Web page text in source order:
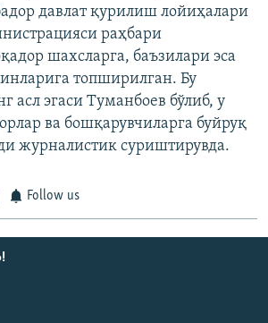
давлат қурилиш лойиҳалари
раҳбари
шахсларга, баъзилари эса
топширилган. Бу
асл эгаси Туманбоев бўлиб, у
ва бошқарувчиларга буйруқ
журналистик суриштирувда.
Follow us